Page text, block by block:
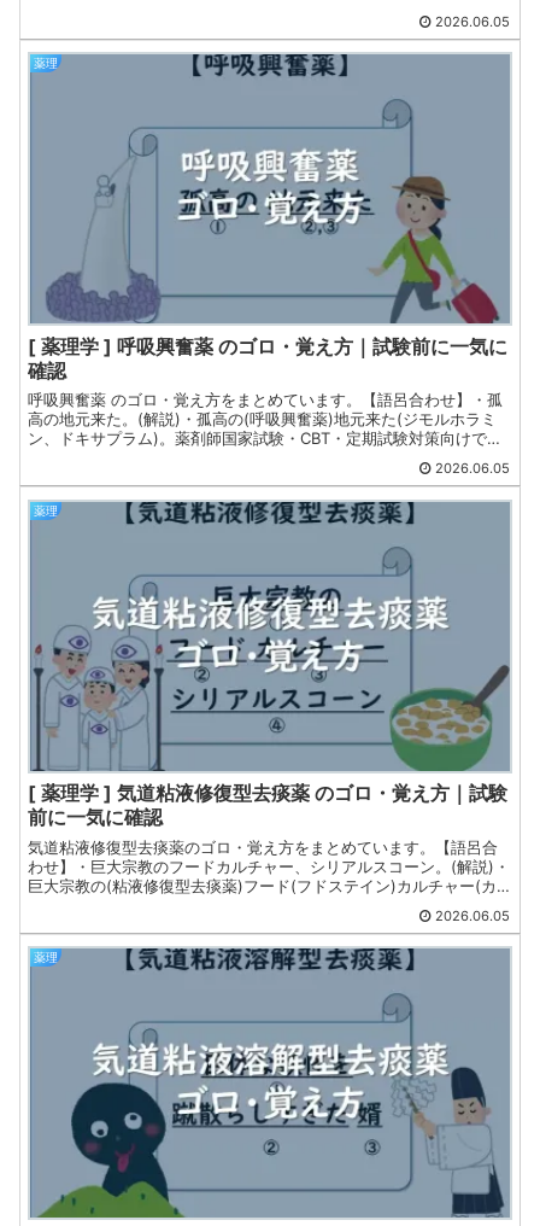
2026.06.05
薬理
[ 薬理学 ] 呼吸興奮薬 のゴロ・覚え方｜試験前に一気に
確認
呼吸興奮薬 のゴロ・覚え方をまとめています。【語呂合わせ】・孤
高の地元来た。(解説)・孤高の(呼吸興奮薬)地元来た(ジモルホラミ
ン、ドキサプラム)。薬剤師国家試験・CBT・定期試験対策向けで
2026.06.05
薬理
[ 薬理学 ] 気道粘液修復型去痰薬 のゴロ・覚え方｜試験
前に一気に確認
気道粘液修復型去痰薬のゴロ・覚え方をまとめています。【語呂合
わせ】・巨大宗教のフードカルチャー、シリアルスコーン。(解説)・
巨大宗教の(粘液修復型去痰薬)フード(フドステイン)カルチャー(カ
正常化)。薬剤師国家試験・CBT・定期試験対策向けです。2026.06.05
薬理